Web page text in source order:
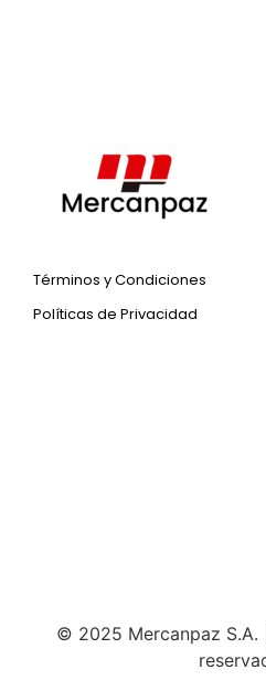
Términos y Condiciones
Políticas de Privacidad
© 2025 Mercanpaz S.A.